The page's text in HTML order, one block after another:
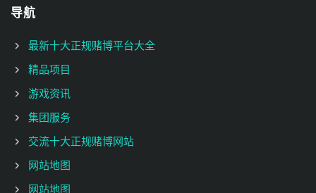
导航
最新十大正规赌博平台大全
精品项目
游戏资讯
集团服务
交流十大正规赌博网站
网站地图
网站地图